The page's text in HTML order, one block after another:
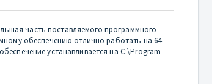
часть поставляемого программного
обеспечению отлично работать на 64-
устанавливается на C:\Program